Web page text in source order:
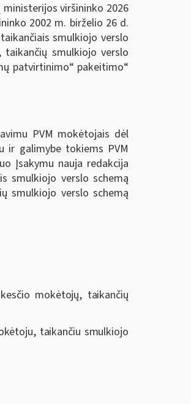
viršininko 2026
2002 m. birželio 26 d.
smulkiojo verslo
smulkiojo verslo
patvirtinimo“ pakeitimo“
PVM mokėtojais dėl
ir galimybe tokiems PVM
Įsakymu nauja redakcija
smulkiojo verslo schemą
smulkiojo verslo schemą
mokėtojų, taikančių
taikančiu smulkiojo